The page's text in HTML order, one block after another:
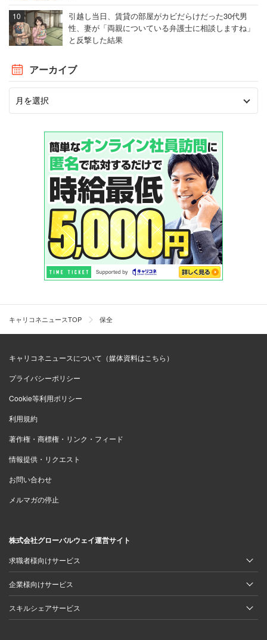
引越し当日、賃貸の部屋がカビだらけだった30代男
性、妻が「両親についている弁護士に相談しますね」
と反撃した結果
アーカイブ
キャリコネニュースTOP 保全
キャリコネニュースについて（媒体資料はこちら）
プライバシーポリシー
Cookie等利用ポリシー
利用規約
著作権・商標権・リンク・フィード
情報提供・リクエスト
お問い合わせ
メルマガの停止
株式会社グローバルウェイ運営サイト
求職者様向けサービス
企業様向けサービス
スキルシェアサービス